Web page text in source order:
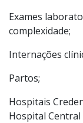
Exames
complexidade;
Internações
Partos;
Hospitais
Hospital Central